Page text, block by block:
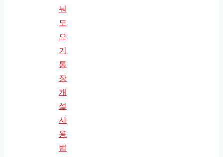
눠
모
으
기
통
장
개
설
사
용
법